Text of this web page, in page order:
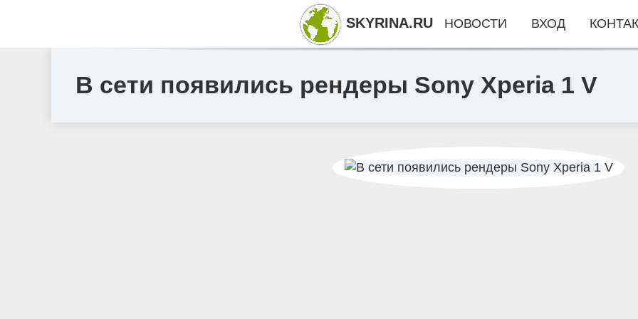
В сети появились рендеры Sony Xperia 1 V
SKYRINA.RU НОВОСТИ ВХОД